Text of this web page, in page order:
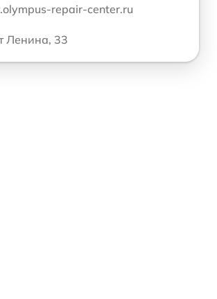
repair-center.ru
Ленина, 33